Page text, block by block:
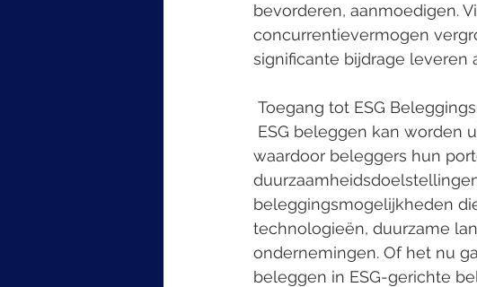
bevorderen, aanmoedigen.
concurrentievermogen
significante bijdrage leveren
Toegang tot ESG
waardoor beleggers hun
beleggingsmogelijkheden
technologieën, duurzame
ondernemingen. Of het nu
beleggen in ESG-gerichte